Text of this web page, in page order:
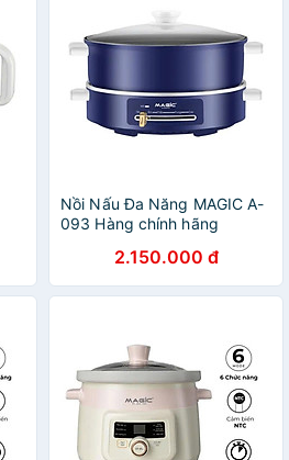
Nồi Nấu Đa Năng MAGIC A-
093 Hàng chính hãng
2.150.000 đ